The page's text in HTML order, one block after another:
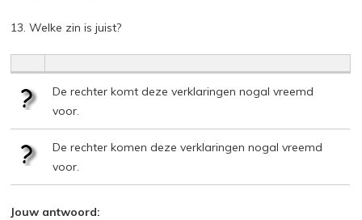
13. Welke zin is juist?
De rechter komt deze verklaringen nogal vreemd
voor.
De rechter komen deze verklaringen nogal vreemd
voor.
Jouw antwoord: